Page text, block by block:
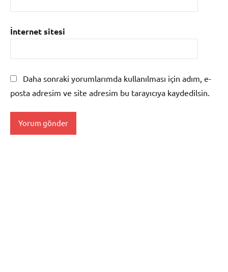
İnternet sitesi
Daha sonraki yorumlarımda kullanılması için adım, e-
posta adresim ve site adresim bu tarayıcıya kaydedilsin.